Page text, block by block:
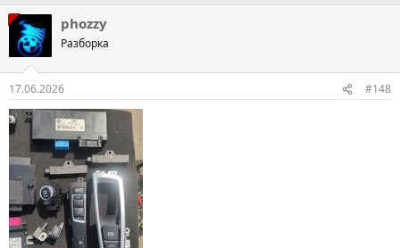
phozzy
Разборка
17.06.2026 #148